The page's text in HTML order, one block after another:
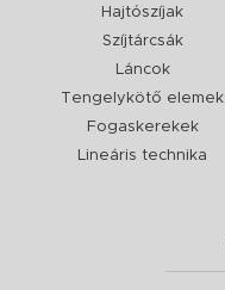
Hajtószíjak
Szíjtárcsák
Láncok
Tengelykötő elemek
Fogaskerekek
Lineáris technika